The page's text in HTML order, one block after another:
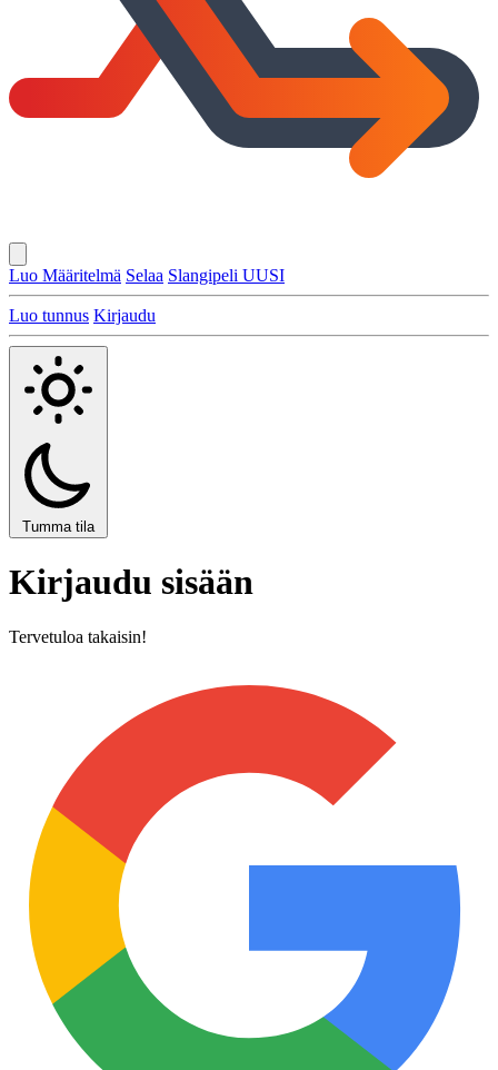
Luo Määritelmä Selaa Slangipeli UUSI
Luo tunnus Kirjaudu
Tumma tila
Kirjaudu sisään
Tervetuloa takaisin!